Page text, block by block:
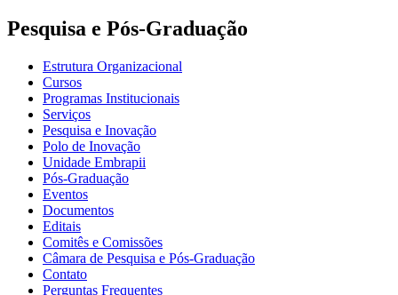
Pesquisa e Pós-Graduação
Estrutura Organizacional
Cursos
Programas Institucionais
Serviços
Pesquisa e Inovação
Polo de Inovação
Unidade Embrapii
Pós-Graduação
Eventos
Documentos
Editais
Comitês e Comissões
Câmara de Pesquisa e Pós-Graduação
Contato
Perguntas Frequentes